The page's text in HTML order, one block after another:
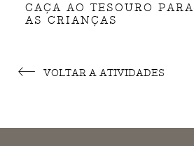
CAÇA AO TESOURO PARA
AS CRIANÇAS
VOLTAR A ATIVIDADES